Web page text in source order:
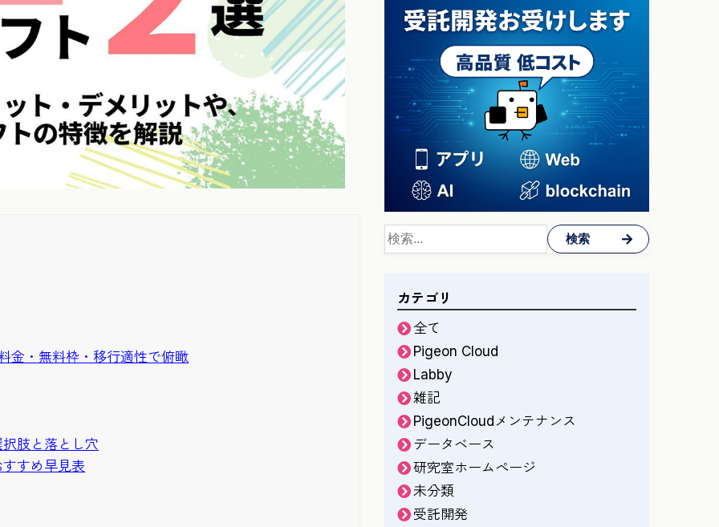
金・無料枠・移行適性で俯瞰
肢と落とし穴
すめ早見表
検索
カテゴリ
全て
Pigeon Cloud
Labby
雑記
PigeonCloudメンテナンス
データベース
研究室ホームページ
未分類
受託開発